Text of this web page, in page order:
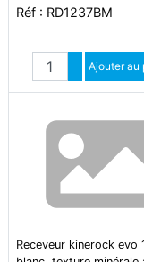
Réf : RD1237BM
Augmenter
Diminuer
Ajouter au
Receveur kinerock evo